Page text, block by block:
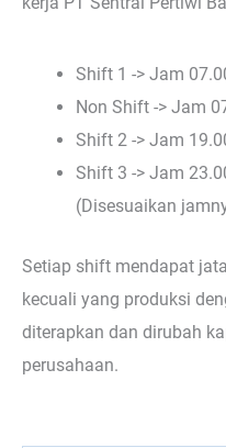
Shift 1 -> Jam
Non Shift -> Jam
Shift 2 -> Jam
Shift 3 -> Jam
(Disesuaikan
Setiap shift mendapat
kecuali yang produksi
diterapkan dan dirubah
perusahaan.